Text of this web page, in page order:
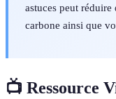
astuces peut
carbone ainsi que
📺 Ressource